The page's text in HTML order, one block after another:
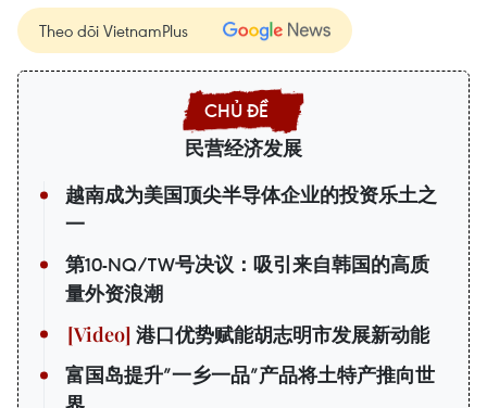
Theo dõi VietnamPlus
民营经济发展
越南成为美国顶尖半导体企业的投资乐土之
一
第10-NQ/TW号决议：吸引来自韩国的高质
量外资浪潮
港口优势赋能胡志明市发展新动能
富国岛提升”一乡一品”产品将土特产推向世